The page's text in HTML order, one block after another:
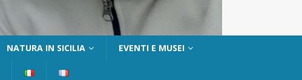
NATURA IN SICILIA EVENTI E MUSEI